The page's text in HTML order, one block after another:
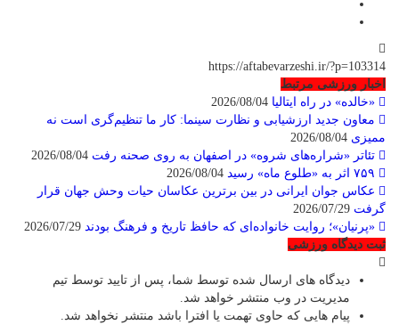
https://aftabevarzeshi.ir/?p=103314
اخبار ورزشی مرتبط
«خالده» در راه ایتالیا
معاون جدید ارزشیابی و نظارت سینما: کار ما تنظیم‌گری است نه
ممیزی
تئاتر «شراره‌های شروه» در اصفهان به روی صحنه رفت
عکاس جوان ایرانی در بین برترین عکاسان حیات وحش جهان قرار
گرفت
«پرنیان»؛ روایت خانواده‌ای که حافظ تاریخ و فرهنگ بودند
ثبت دیدگاه ورزشی
دیدگاه های ارسال شده توسط شما، پس از تایید توسط تیم
مدیریت در وب منتشر خواهد شد.
پیام هایی که حاوی تهمت یا افترا باشد منتشر نخواهد شد.